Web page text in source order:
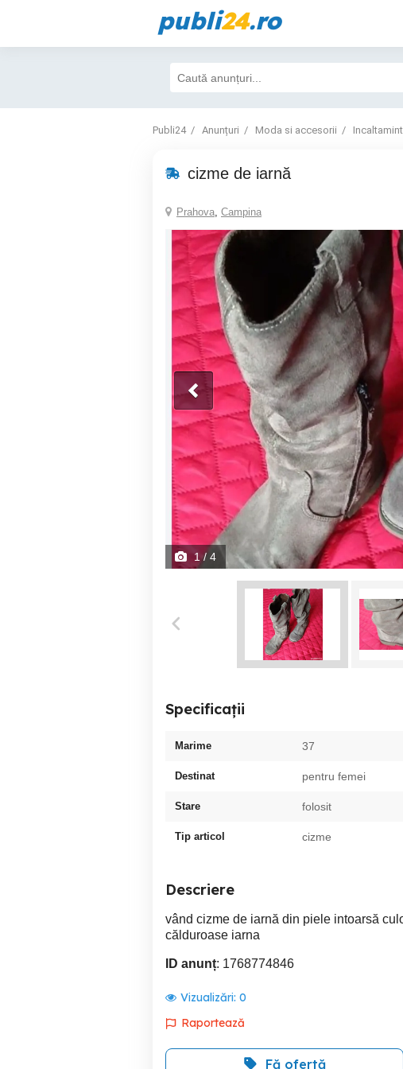
publi24.ro
Publi24 Anunțuri Moda si accesorii
cizme de iarnă
Prahova, Campina
1 / 4
Specificații
Marime 37
Destinat pentru femei
Stare folosit
Tip articol cizme
Descriere
vând cizme de iarnă din piele intoarsă
călduroase iarna
ID anunț: 1768774846
Vizualizări: 0
Raportează
Fă ofertă